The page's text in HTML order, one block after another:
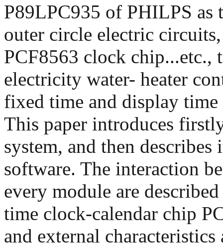
P89LPC935 of PHILPS as
outer circle electric circuits,
PCF8563 clock
electricity water- heater
fixed time and display
This paper introduces
system, and then
software. The interaction
every module are
time clock-calendar chip
and external